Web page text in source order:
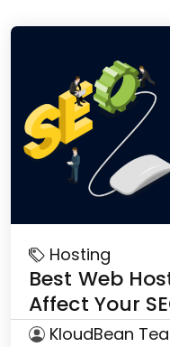
Hosting
Best Web
Affect Your
KloudBean